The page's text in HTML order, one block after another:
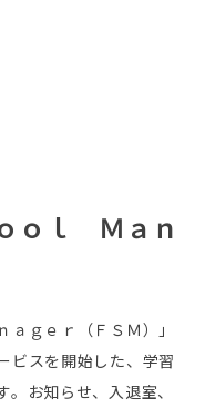
ｏｌ Ｍａｎ
ｇｅｒ（ＦＳＭ）」
ビスを開始した、学習
お知らせ、入退室、